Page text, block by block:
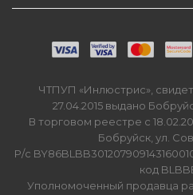
ЧТПУП «Инлюстрис»,
27.04.2015 выдано
В торговом реестре с
Бобруйск, ул.
Р/с
код
Уполномоченный продавца